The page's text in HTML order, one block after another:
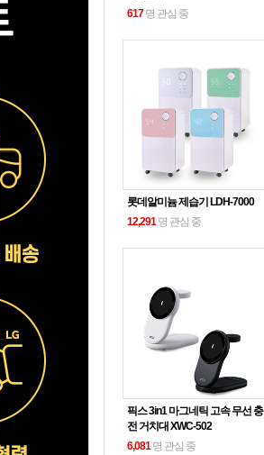
617명 관심 중
롯데알미늄 제습기 LDH-7000
12,291명 관심 중
픽스 3in1 마그네틱 고속 무선 충
전 거치대 XWC-502
6,081 명 관심 중